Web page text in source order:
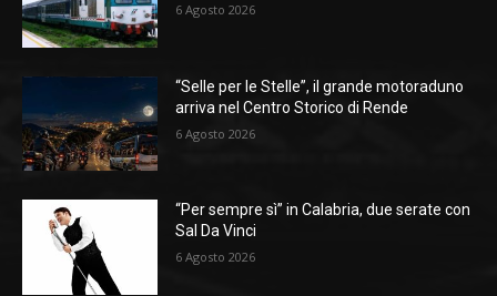
6 Agosto 2026
“Selle per le Stelle”, il grande motoraduno
arriva nel Centro Storico di Rende
6 Agosto 2026
“Per sempre sì” in Calabria, due serate con
Sal Da Vinci
6 Agosto 2026